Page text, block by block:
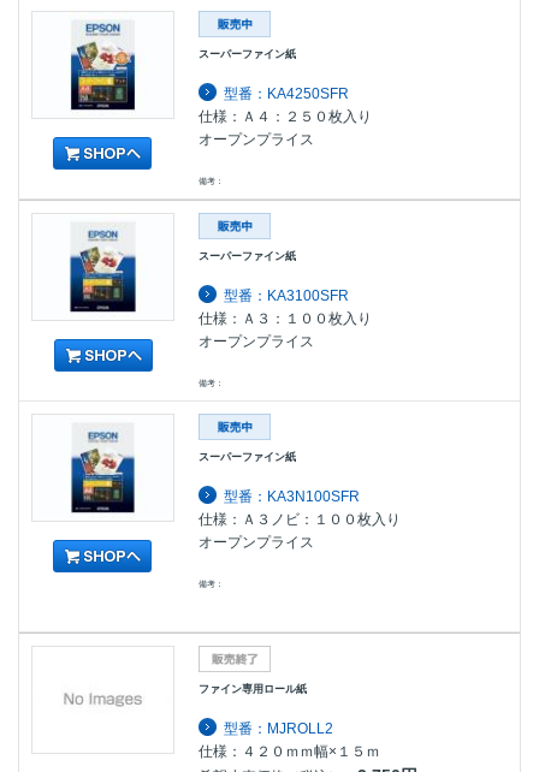
スーパーファイン紙
型番：KA4250SFR
仕様：Ａ４：２５０枚入り
オープンプライス
備考：
スーパーファイン紙
型番：KA3100SFR
仕様：Ａ３：１００枚入り
オープンプライス
備考：
スーパーファイン紙
型番：KA3N100SFR
仕様：Ａ３ノビ：１００枚入り
オープンプライス
備考：
ファイン専用ロール紙
型番：MJROLL2
仕様：４２０ｍｍ幅×１５ｍ